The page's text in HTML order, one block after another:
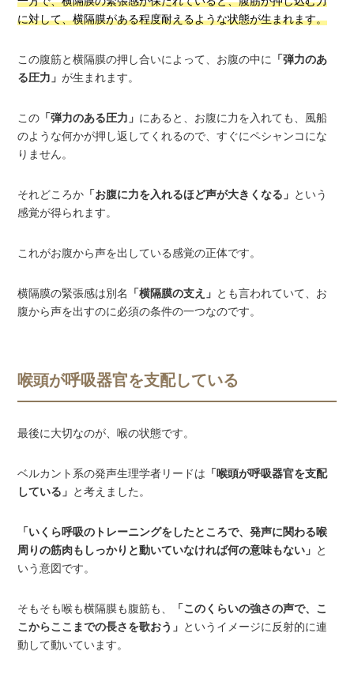
に対して、横隔膜がある程度耐えるような状態が生まれます。
この腹筋と横隔膜の押し合いによって、お腹の中に
「弾力のあ
る圧力」が生まれます。
この 「弾力のある圧力」 にあると、お腹に力を入れても、風船
のような何かが押し返してくれるので、すぐにペシャンコにな
りません。
それどころか 「お腹に力を入れるほど声が大きくなる」 という
感覚が得られます。
これがお腹から声を出している感覚の正体です。
横隔膜の緊張感は別名 「横隔膜の支え」 とも言われていて、お
腹から声を出すのに必須の条件の一つなのです。
喉頭が呼吸器官を支配している
最後に大切なのが、喉の状態です。
ベルカント系の発声生理学者リードは 「喉頭が呼吸器官を支配
している」 と考えました。
「いくら呼吸のトレーニングをしたところで、発声に関わる喉
周りの筋肉もしっかりと動いていなければ何の意味もない」 と
いう意図です。
そもそも喉も横隔膜も腹筋も、
「このくらいの強さの声で、こ
こからここまでの長さを歌おう」 というイメージに反射的に連
動して動いています。